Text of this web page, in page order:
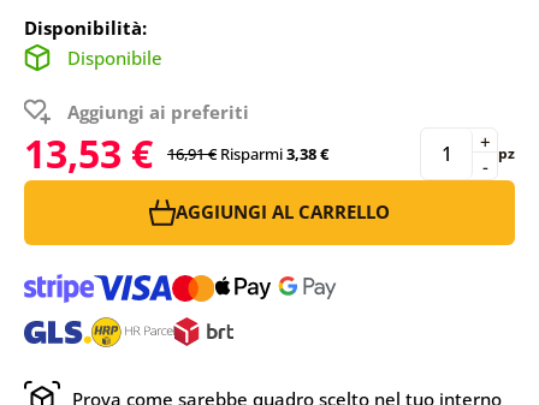
Disponibilità:
Disponibile
Aggiungi ai preferiti
13,53 € 16,91 € Risparmi3,38 € -
+ pz
AGGIUNGI AL CARRELLO
Prova come sarebbe quadro scelto nel tuo interno